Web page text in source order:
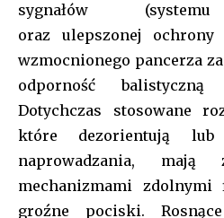
sygnałów (systemu
oraz ulepszonej
wzmocnionego pancerza
odporność
Dotychczas stosowane
które dezorientują lub
naprowadzania, mają
mechanizmami zdolnymi
groźne pociski.